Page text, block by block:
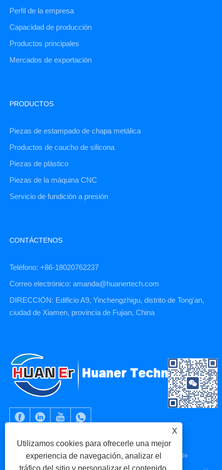
Perfil de la empresa
Capacidad de producción
Productos principales
Mercados de exportación
PRODUCTOS
Piezas de estampado de chapa metálica
Productos de caucho de silicona
Piezas de plástico
Piezas de la máquina CNC
Servicio de fundición a presión
CONTÁCTENOS
Teléfono: +86-18020762237
Correo electrónico: amanda@huanertech.com
DIRECCIÓN: Edificio A9, Yinchengzhigu, distrito de Tong'an,
ciudad de Xiamen, provincia de Fujian, China
Copyright © 2023 Xiamen Huaner Technology Co., Ltd - Piezas de
X
Utilizamos cookies para ofrecerle una mejor
experiencia de navegación, analizar el
tráfico del sitio y personalizar el contenido.